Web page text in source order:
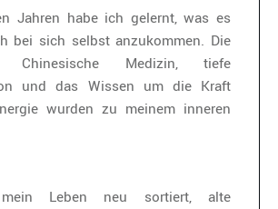
Jahren habe ich gelernt, was es
bei sich selbst anzukommen. Die
Chinesische Medizin, tiefe
und das Wissen um die Kraft
wurden zu meinem inneren
Leben neu sortiert, alte